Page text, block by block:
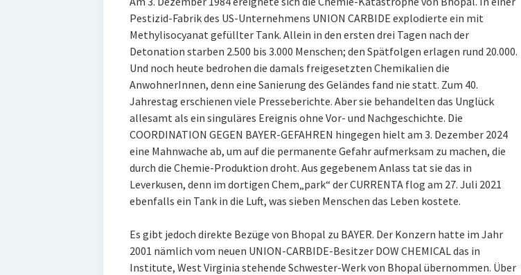
Pestizid-Fabrik des US-Unternehmens UNION CARBIDE explodierte ein mit
Methylisocyanat gefüllter Tank. Allein in den ersten drei Tagen nach der
Detonation starben 2.500 bis 3.000 Menschen; den Spätfolgen erlagen rund 20.000.
Und noch heute bedrohen die damals freigesetzten Chemikalien die
AnwohnerInnen, denn eine Sanierung des Geländes fand nie statt. Zum 40.
Jahrestag erschienen viele Presseberichte. Aber sie behandelten das Unglück
allesamt als ein singuläres Ereignis ohne Vor- und Nachgeschichte. Die
COORDINATION GEGEN BAYER-GEFAHREN hingegen hielt am 3. Dezember 2024
eine Mahnwache ab, um auf die permanente Gefahr aufmerksam zu machen, die
durch die Chemie-Produktion droht. Aus gegebenem Anlass tat sie das in
Leverkusen, denn im dortigen Chem„park“ der CURRENTA flog am 27. Juli 2021
ebenfalls ein Tank in die Luft, was sieben Menschen das Leben kostete.
Es gibt jedoch direkte Bezüge von Bhopal zu BAYER. Der Konzern hatte im Jahr
2001 nämlich vom neuen UNION-CARBIDE-Besitzer DOW CHEMICAL das in
Institute, West Virginia stehende Schwester-Werk von Bhopal übernommen. Über